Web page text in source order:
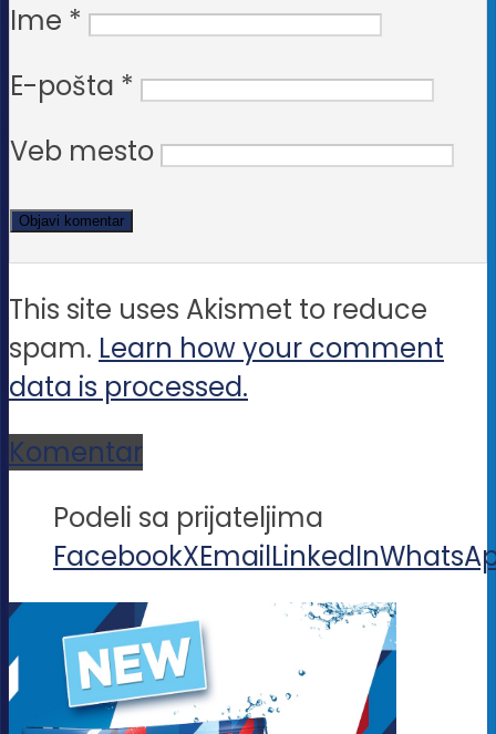
Ime *
E-pošta *
Veb mesto
This site uses Akismet to reduce
spam. Learn how your comment
data is processed.
Komentar
Podeli sa prijateljima
FacebookXEmailLinkedIn